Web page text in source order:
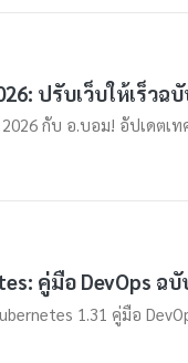
ปรับเว็บให้เร็วฉ
กับ อ.บอม! อัปเดตเ
คู่มือ DevOps ฉ
1.31 คู่มือ